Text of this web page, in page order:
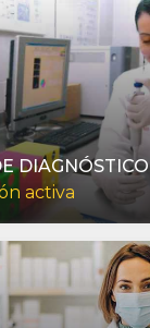
DIAGNÓSTICO
activa